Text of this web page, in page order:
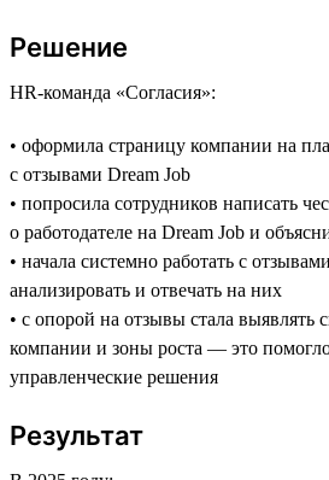
Решение
HR-команда «Согласия»:
• оформила страницу компании на
с отзывами Dream Job
• попросила сотрудников написать
о работодателе на Dream Job и
• начала системно работать с
анализировать и отвечать на них
• с опорой на отзывы стала выявлять
компании и зоны роста — это
управленческие решения
Результат